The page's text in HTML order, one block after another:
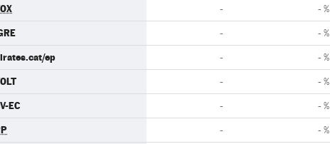
- - %
- - %
ep - - %
- - %
EC - - %
- - %